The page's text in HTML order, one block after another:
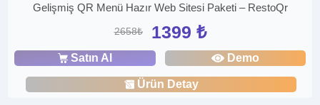
Gelişmiş QR Menü Hazır Web Sitesi Paketi – RestoQr
2658₺ 1399 ₺
Satın Al Demo
Ürün Detay